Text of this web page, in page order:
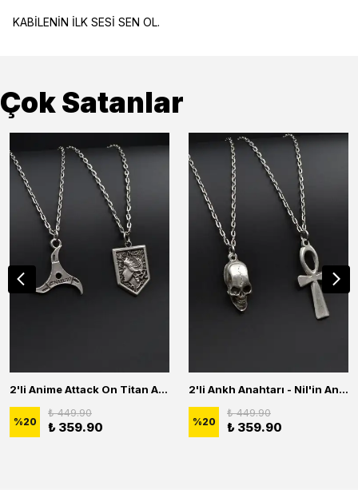
KABİLENİN İLK SESİ SEN OL.
Çok Satanlar
2'li Anime Attack On Titan Acrylic Maria Anime Naruto Erkek Kadın Kolye Seti
%20
₺ 449.90
₺ 359.90
2'li Ankh Anahtarı - Nil'in Anahtarı - Kuru Kafa Erkek Kadın Kolye Seti
%20
₺ 449.90
₺ 359.90